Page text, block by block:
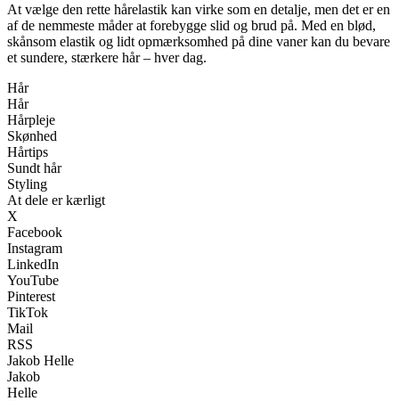
At vælge den rette hårelastik kan virke som en detalje, men det er en
af de nemmeste måder at forebygge slid og brud på. Med en blød,
skånsom elastik og lidt opmærksomhed på dine vaner kan du bevare
et sundere, stærkere hår – hver dag.
Hår
Hår
Hårpleje
Skønhed
Hårtips
Sundt hår
Styling
At dele er kærligt
X
Facebook
Instagram
LinkedIn
YouTube
Pinterest
TikTok
Mail
RSS
Jakob Helle
Jakob
Helle